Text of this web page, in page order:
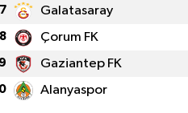
7 Galatasaray
8 Çorum FK
Gaziantep FK
Alanyaspor